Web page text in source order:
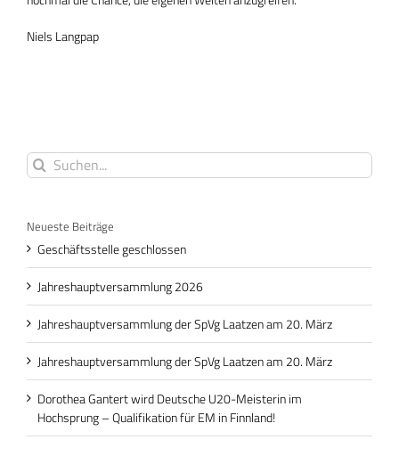
Niels Langpap
Suche
nach:
Neueste Beiträge
Geschäftsstelle geschlossen
Jahreshauptversammlung 2026
Jahreshauptversammlung der SpVg Laatzen am 20. März
Jahreshauptversammlung der SpVg Laatzen am 20. März
Dorothea Gantert wird Deutsche U20-Meisterin im
Hochsprung – Qualifikation für EM in Finnland!